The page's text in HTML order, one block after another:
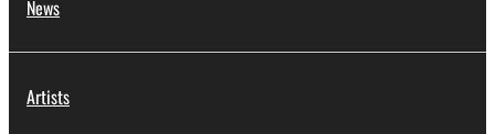
News
Artists